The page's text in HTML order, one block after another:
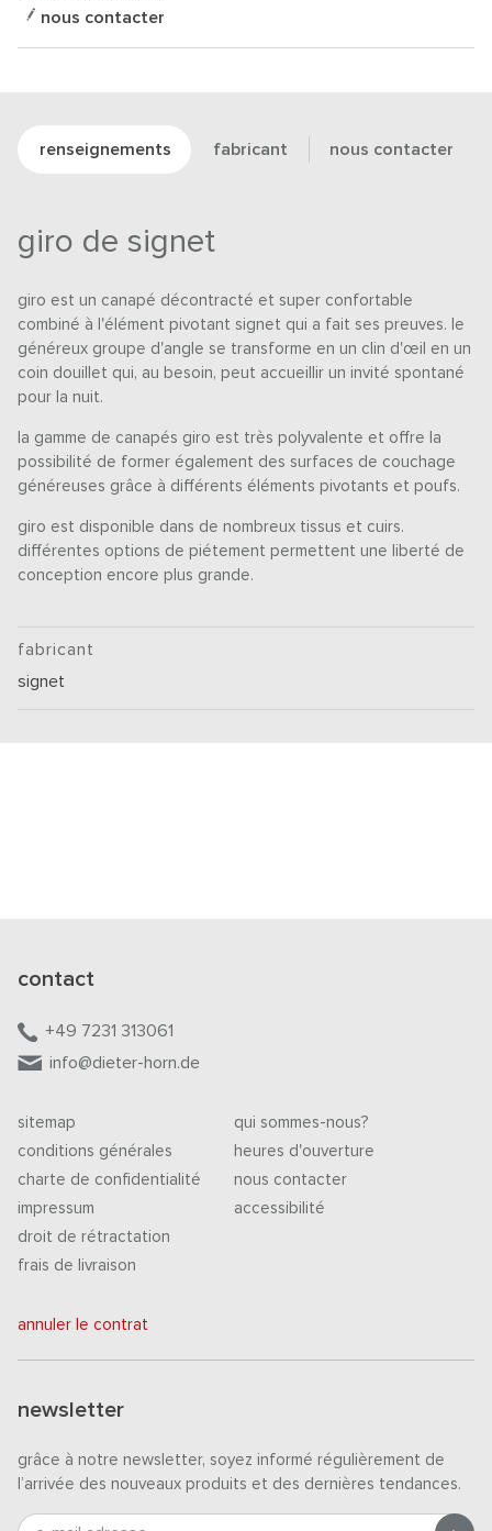
nous contacter
renseignements fabricant nous contacter
giro de signet
giro est un canapé décontracté et super confortable
combiné à l'élément pivotant signet qui a fait ses preuves. le
généreux groupe d'angle se transforme en un clin d'œil en un
coin douillet qui, au besoin, peut accueillir un invité spontané
pour la nuit.
la gamme de canapés giro est très polyvalente et offre la
possibilité de former également des surfaces de couchage
généreuses grâce à différents éléments pivotants et poufs.
giro est disponible dans de nombreux tissus et cuirs.
différentes options de piétement permettent une liberté de
conception encore plus grande.
fabricant
signet
contact
+49 7231 313061
info@dieter-horn.de
sitemap
conditions générales
charte de confidentialité
impressum
droit de rétractation
frais de livraison
qui sommes-nous?
heures d'ouverture
nous contacter
accessibilité
annuler le contrat
newsletter
grâce à notre newsletter, soyez informé régulièrement de
l’arrivée des nouveaux produits et des dernières tendances.